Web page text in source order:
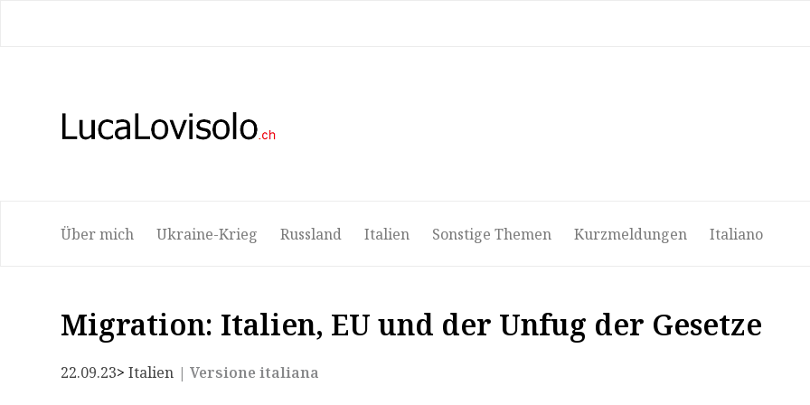
Über mich Ukraine-Krieg Russland Italien Sonstige Themen Kurzmeldungen Italiano
Migration: Italien, EU und der Unfug der Gesetze
22.09.23> Italien | Versione italiana